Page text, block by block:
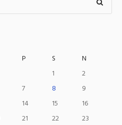
P S
N
1
2
7 8
9
14 15
16
21 22
23